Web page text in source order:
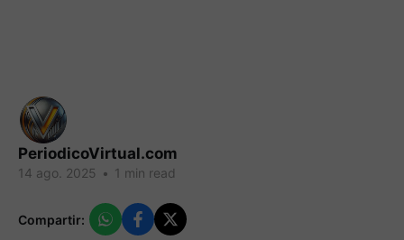
PeriodicoVirtual.com
14 ago. 2025 • 1 min read
Compartir: